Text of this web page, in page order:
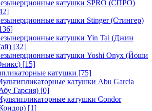
катушки SPRO (СПРО)
катушки Stinger (Стингер)
катушки Yin Tai (Джин
[32]
катушки Yoshi Onyx (Йоши
[15]
катушки [75]
катушки Abu Garcia
Гарсия) [0]
катушки Condor
[1]